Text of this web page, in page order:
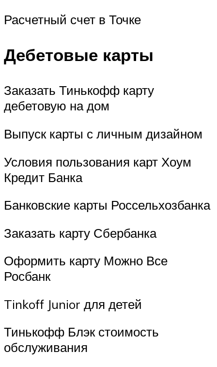
Расчетный счет в Точке
Дебетовые карты
Заказать Тинькофф карту
дебетовую на дом
Выпуск карты с личным дизайном
Условия пользования карт Хоум
Кредит Банка
Банковские карты Россельхозбанка
Заказать карту Сбербанка
Оформить карту Можно Все
Росбанк
Tinkoff Junior для детей
Тинькофф Блэк стоимость
обслуживания